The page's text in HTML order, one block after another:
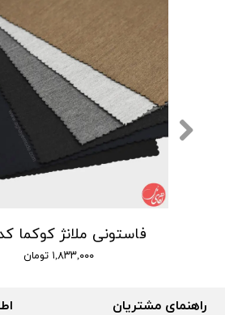
فاستونی ملانژ کوکما کد
۱,۸۳۳,۰۰۰ تومان
راهنمای مشتریان